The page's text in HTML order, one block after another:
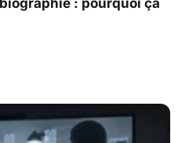
: pourquoi ça